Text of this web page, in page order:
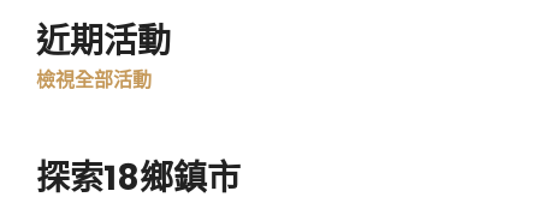
近期活動
檢視全部活動
探索18鄉鎮市